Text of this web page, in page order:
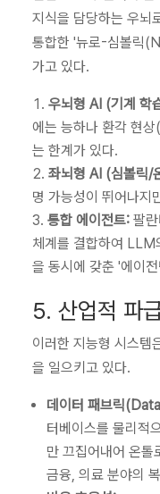
지식을 담당하는 우뇌
통합한 '뉴로-심볼릭
가고 있다.
우뇌형 AI (기계 학
에는 능하나 환각 현
는 한계가 있다.
좌뇌형 AI (심볼릭/
명 가능성이 뛰어나지
통합 에이전트: 팔
체계를 결합하여 LLM
을 동시에 갖춘 '에이
5. 산업적 파
이러한 지능형 시스템
을 일으키고 있다.
데이터 패브릭
터베이스를 물리적
만 끄집어내어 온톨
금융, 의료 분야의